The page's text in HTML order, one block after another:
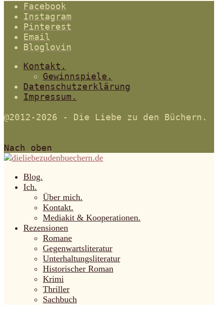
Facebook
Instagram
Pinterest
Email
Bloglovin
Kontakt.
Gewinnspiele.
Datenschutzerklärung
Impressum.
@2012-2026 - Die Liebe zu den Büchern.
Nach oben
Blog.
Ich.
Über mich.
Kontakt.
Mediakit & Kooperationen.
Rezensionen
Romane
Gegenwartsliteratur
Unterhaltungsliteratur
Historischer Roman
Krimi
Thriller
Sachbuch